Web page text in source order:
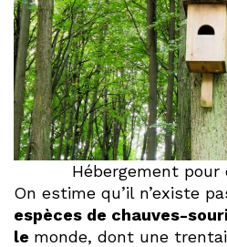
Hébergement pour
On estime qu’il n’existe
espèces de chauves-
le monde, dont une